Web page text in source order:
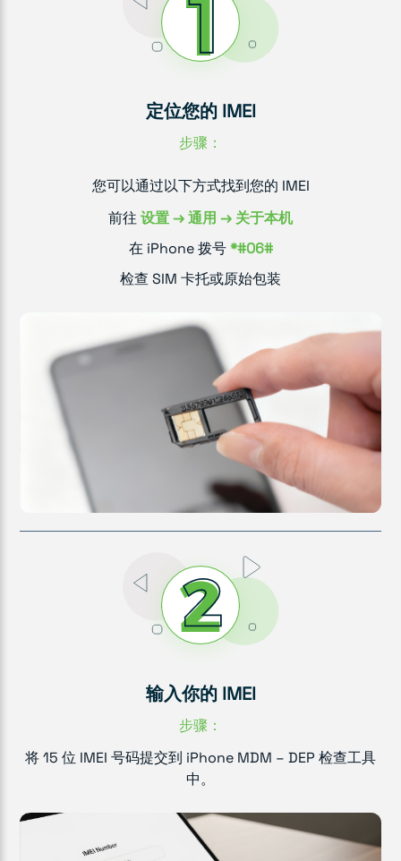
定位您的 IMEI
步骤：
您可以通过以下方式找到您的 IMEI
前往 设置 → 通用 → 关于本机
在 iPhone 拨号*#06#
检查 SIM 卡托或原始包装
输入你的 IMEI
步骤：
将 15 位 IMEI 号码提交到 iPhone MDM – DEP 检查工具
中。